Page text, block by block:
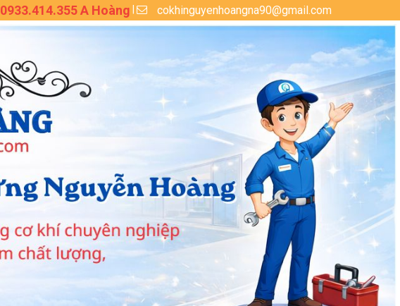
0933.414.355 A Hoàng cokhinguyenhoangna90@gmail.com